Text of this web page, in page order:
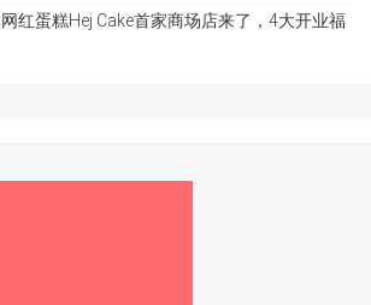
红蛋糕Hej Cake首家商场店来了，4大开业福